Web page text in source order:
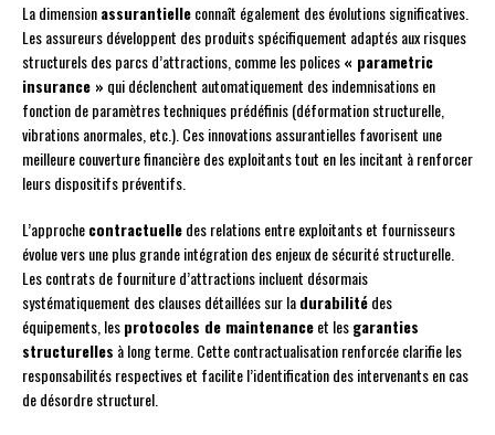
La dimensionassurantielleconnaît également des évolutions significatives.
Les assureurs développent des produits spécifiquement adaptés aux risques
structurels des parcs d’attractions, comme les polices« parametric
insurance » qui déclenchent automatiquement des indemnisations en
fonction de paramètres techniques prédéfinis (déformation structurelle,
vibrations anormales, etc.). Ces innovations assurantielles favorisent une
meilleure couverture financière des exploitants tout en les incitant à renforcer
leurs dispositifs préventifs.
L’approchecontractuelledes relations entre exploitants et fournisseurs
évolue vers une plus grande intégration des enjeux de sécurité structurelle.
Les contrats de fourniture d’attractions incluent désormais
systématiquement des clauses détaillées sur ladurabilitédes
équipements, lesprotocoles de maintenanceet lesgaranties
structurelles à long terme. Cette contractualisation renforcée clarifie les
responsabilités respectives et facilite l’identification des intervenants en cas
de désordre structurel.